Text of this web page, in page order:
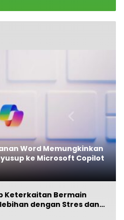
Word Memungkinkan
ke Microsoft Copilot
Keterkaitan Bermain
dengan Stres dan